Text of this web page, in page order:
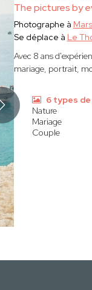
The pictures by
Photographe à
Se déplace à Le
Avec 8 ans
mariage, portrait,
6 types
Nature
Mariage
Couple